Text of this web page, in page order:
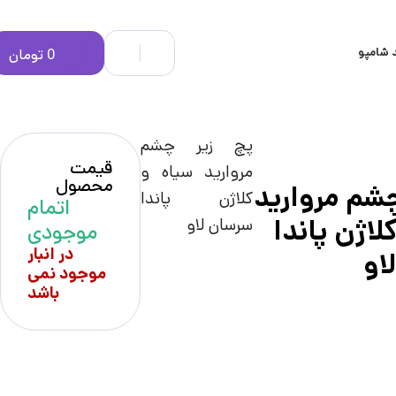
شامپو 0 تومان
مروارید
پاندا
پچ زیر چشم
مروارید سیاه و
کلاژن پاندا
سرسان لاو
قیمت
محصول
اتمام
موجودی
در انبار
موجود نمی
باشد